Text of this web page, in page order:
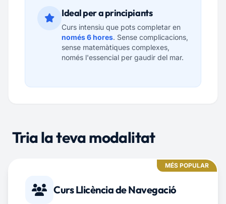
Ideal per a principiants
Curs intensiu que pots completar en
només 6 hores. Sense complicacions,
sense matemàtiques complexes,
només l'essencial per gaudir del mar.
Tria la teva modalitat
MÉS POPULAR
Curs Llicència de Navegació